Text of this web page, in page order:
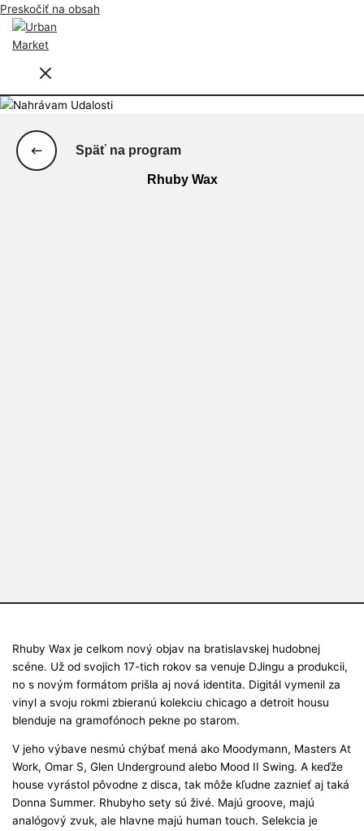
Preskočiť na obsah
Späť na program
Rhuby Wax
Rhuby Wax je celkom nový objav na bratislavskej hudobnej
scéne. Už od svojich 17-tich rokov sa venuje DJingu a produkcii,
no s novým formátom prišla aj nová identita. Digitál vymenil za
vinyl a svoju rokmi zbieranú kolekciu chicago a detroit housu
blenduje na gramofónoch pekne po starom.
V jeho výbave nesmú chýbať mená ako Moodymann, Masters At
Work, Omar S, Glen Underground alebo Mood II Swing. A keďže
house vyrástol pôvodne z disca, tak môže kľudne zaznieť aj taká
Donna Summer. Rhubyho sety sú živé. Majú groove, majú
analógový zvuk, ale hlavne majú human touch. Selekcia je